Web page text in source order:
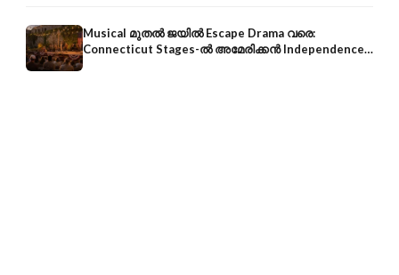
Musical മുതൽ ജയിൽ Escape Drama വരെ:
Connecticut Stages-ൽ അമേരിക്കൻ Independence-
ന്റെ 250-ആം വാർഷികം